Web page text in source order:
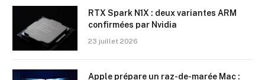
RTX Spark N1X : deux variantes ARM
confirmées par Nvidia
23 juillet 2026
Apple prépare un raz-de-marée Mac :